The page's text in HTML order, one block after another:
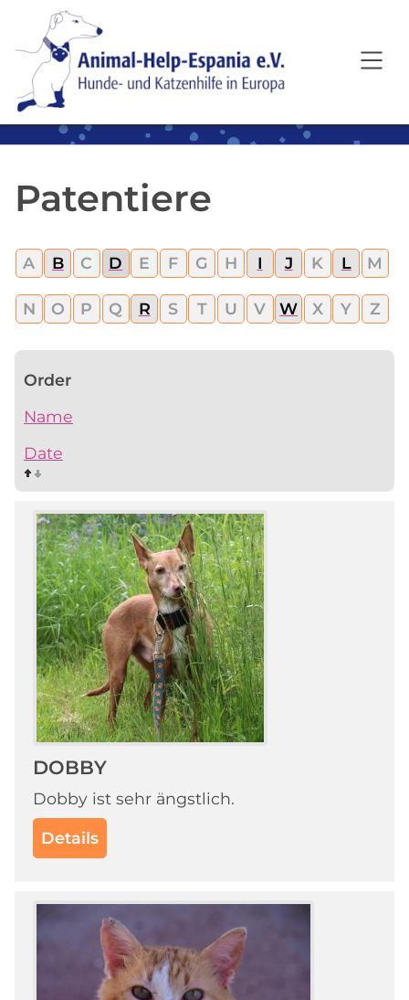
SKIP TO MAIN CONTENT
Patentiere
A B C D E F G H I J K L M
N O P Q R S T U V W X Y Z
Order
Name
Date
DOBBY
Dobby ist sehr ängstlich.
Details